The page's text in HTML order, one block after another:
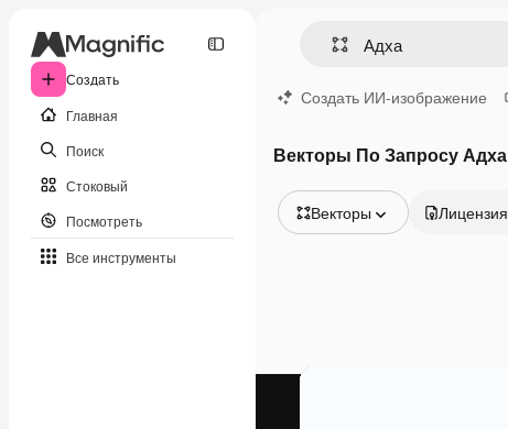
Создать
Главная
Поиск
Стоковый
Посмотреть
Все инструменты
Создать ИИ-изображение
Векторы По Запросу Адха
Векторы
Видео
Лицензия